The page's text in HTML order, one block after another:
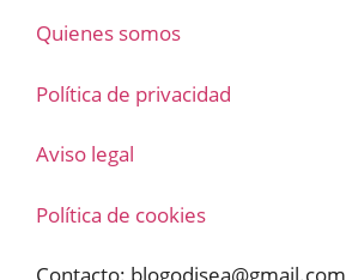
Quienes somos
Política de privacidad
Aviso legal
Política de cookies